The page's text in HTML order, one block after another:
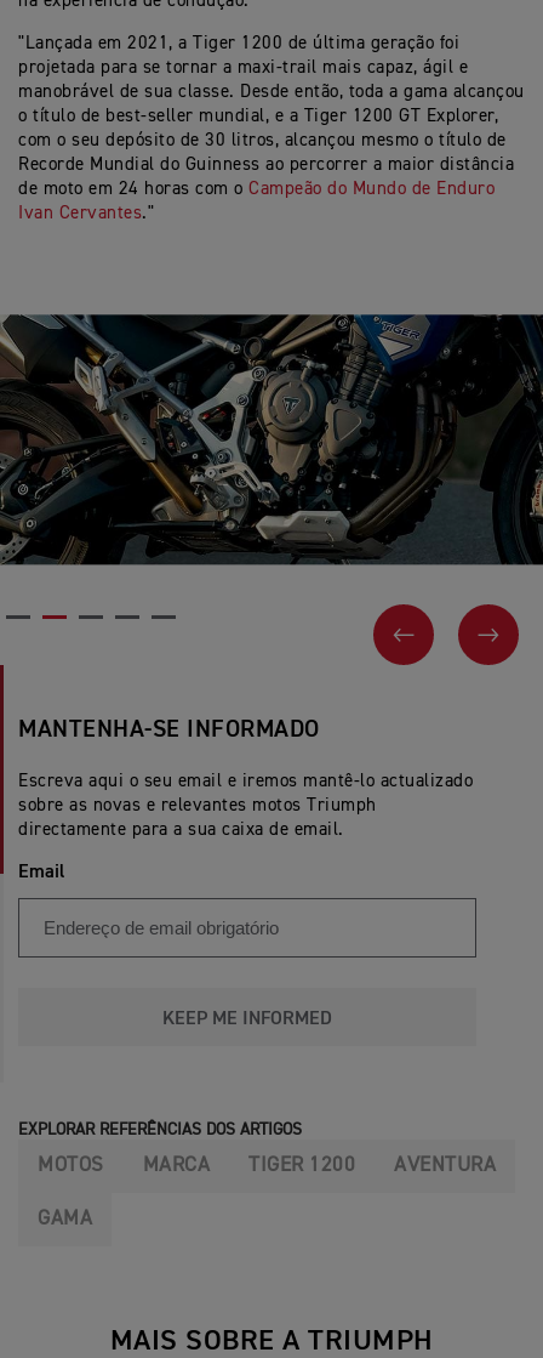
"Lançada em 2021, a Tiger 1200 de última geração foi
projetada para se tornar a maxi-trail mais capaz, ágil e
manobrável de sua classe. Desde então, toda a gama alcançou
o título de best-seller mundial, e a Tiger 1200 GT Explorer,
com o seu depósito de 30 litros, alcançou mesmo o título de
Recorde Mundial do Guinness ao percorrer a maior distância
de moto em 24 horas com o Campeão do Mundo de Enduro
Ivan Cervantes."
PREVIOUSNEXT
MANTENHA-SE INFORMADO
Escreva aqui o seu email e iremos mantê-lo actualizado
sobre as novas e relevantes motos Triumph
directamente para a sua caixa de email.
Email
KEEP ME INFORMED
EXPLORAR REFERÊNCIAS DOS ARTIGOS
MOTOS MARCA TIGER 1200 AVENTURA
GAMA
MAIS SOBRE A TRIUMPH